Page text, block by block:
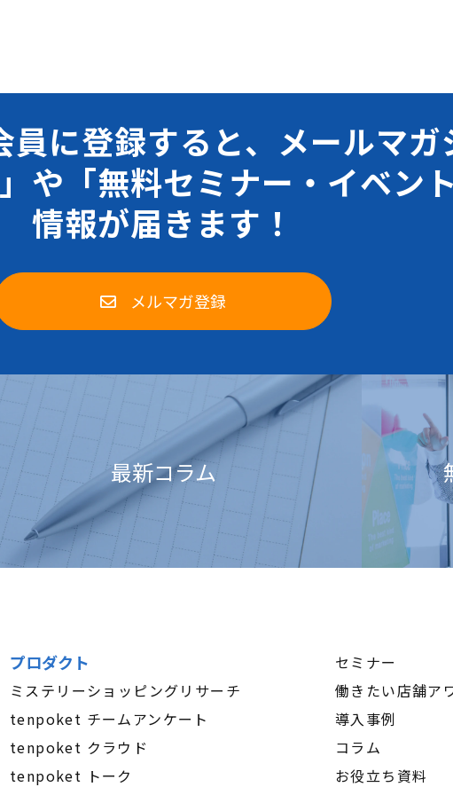
員に登録すると、メールマガ
や「無料セミナー・イベント
情報が届きます！
メルマガ登録
最新コラム
プロダクト
ミステリーショッピングリサーチ
tenpoket チームアンケート
tenpoket クラウド
tenpoket トーク
セミナー
働きたい店舗ア
導入事例
コラム
お役立ち資料